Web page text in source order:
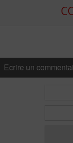
Ecrire un